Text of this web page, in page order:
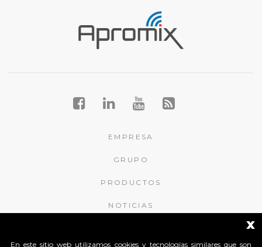
EMPRESA
GRUPO
PRODUCTOS
NOTICIAS
x
En este sitio web utilizamos cookies y tecnologías similares que son